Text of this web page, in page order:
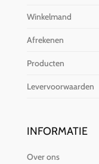
Winkelmand
Afrekenen
Producten
Levervoorwaarden
INFORMATIE
Over ons